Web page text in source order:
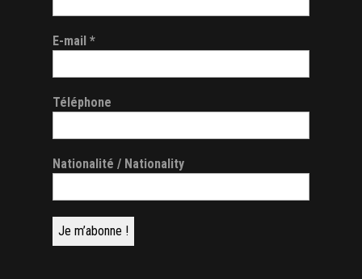
E-mail *
Téléphone
Nationalité / Nationality